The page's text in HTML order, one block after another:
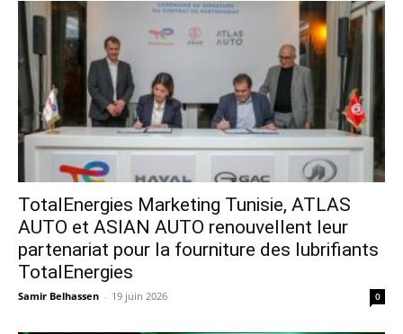
TotalEnergies Marketing Tunisie, ATLAS
AUTO et ASIAN AUTO renouvellent leur
partenariat pour la fourniture des lubrifiants
TotalEnergies
Samir Belhassen - 19 juin 2026 0